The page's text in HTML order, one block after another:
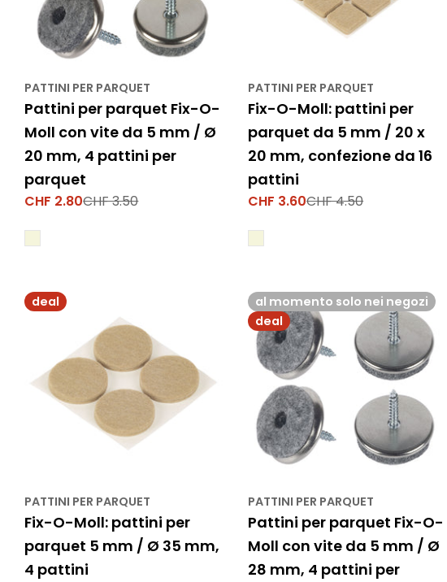
PATTINI PER PARQUET
Pattini per parquet Fix-O-
Moll con vite da 5 mm / Ø
20 mm, 4 pattini per
parquet
Prezzo
vendita
CHF 2.80
Prezzo
CHF 3.50
PATTINI PER PARQUET
Fix-O-Moll: pattini per
parquet da 5 mm / 20 x
20 mm, confezione da 16
pattini
Prezzo
vendita
CHF 3.60
Prezzo
CHF 4.50
deal
PATTINI PER PARQUET
Fix-O-Moll: pattini per
parquet 5 mm / Ø 35 mm,
4 pattini
al momento solo nei negozi
deal
PATTINI PER PARQUET
Pattini per parquet Fix-O-
Moll con vite da 5 mm / Ø
28 mm, 4 pattini per